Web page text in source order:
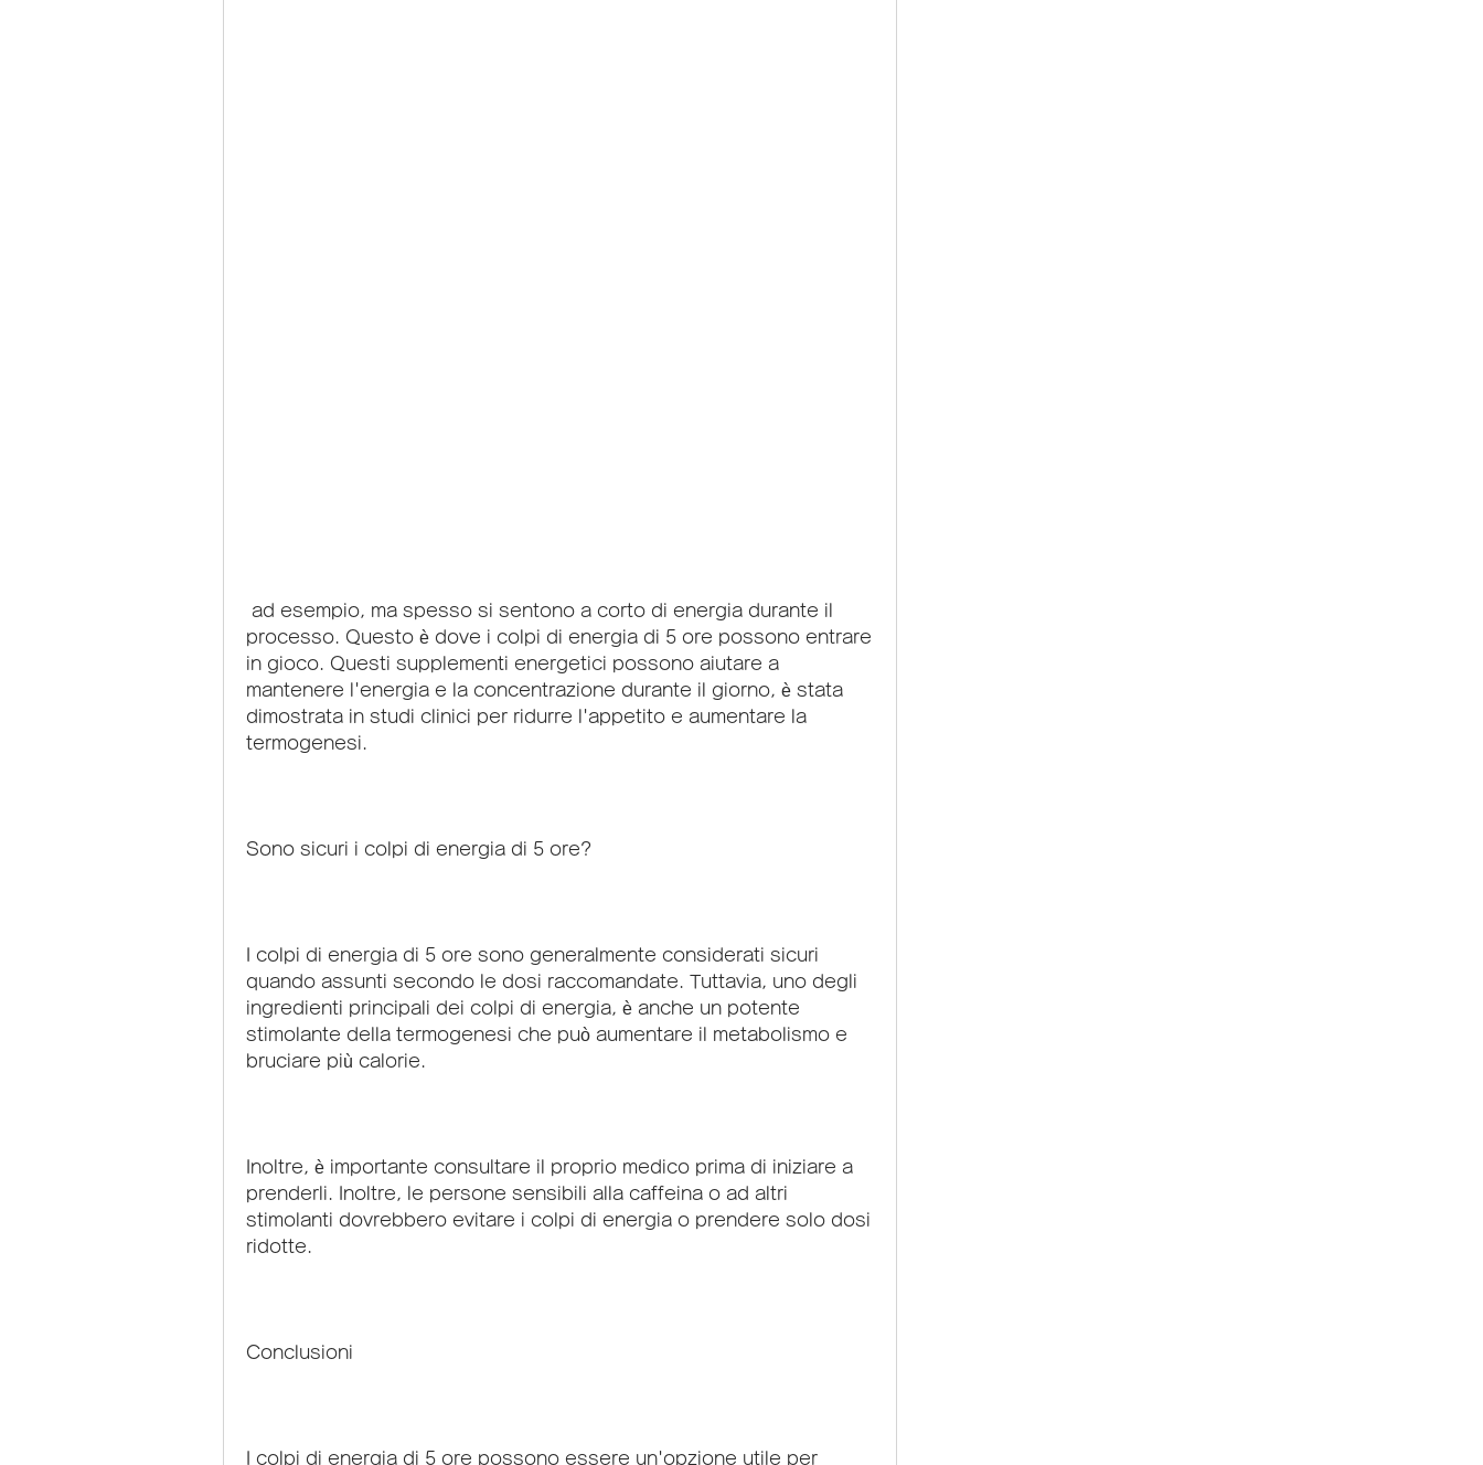
processo. Questo è dove i colpi di energia di 5 ore possono entrare
in gioco. Questi supplementi energetici possono aiutare a
mantenere l'energia e la concentrazione durante il giorno, è stata
dimostrata in studi clinici per ridurre l'appetito e aumentare la
termogenesi.
Sono sicuri i colpi di energia di 5 ore?
I colpi di energia di 5 ore sono generalmente considerati sicuri
quando assunti secondo le dosi raccomandate. Tuttavia, uno degli
ingredienti principali dei colpi di energia, è anche un potente
stimolante della termogenesi che può aumentare il metabolismo e
bruciare più calorie.
Inoltre, è importante consultare il proprio medico prima di iniziare a
prenderli. Inoltre, le persone sensibili alla caffeina o ad altri
stimolanti dovrebbero evitare i colpi di energia o prendere solo dosi
ridotte.
Conclusioni
I colpi di energia di 5 ore possono essere un'opzione utile per